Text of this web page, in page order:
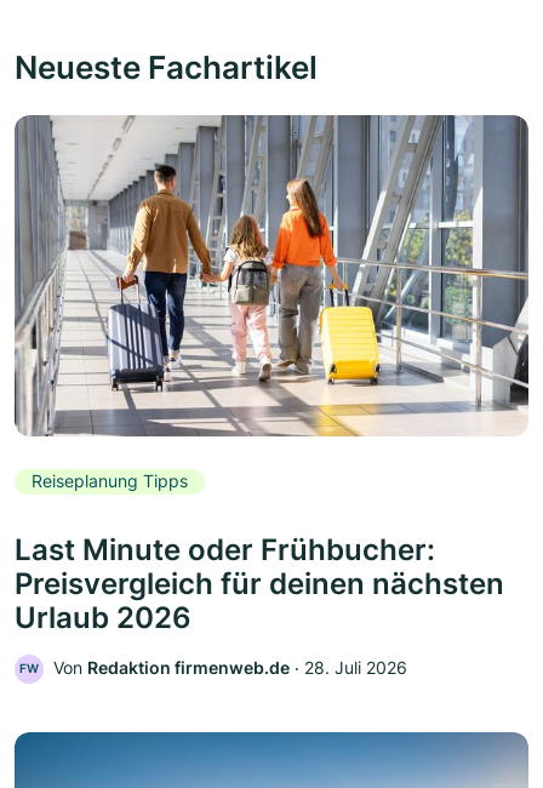
Neueste Fachartikel
Reiseplanung Tipps
Last Minute oder Frühbucher:
Preisvergleich für deinen nächsten
Urlaub 2026
FW Von Redaktion firmenweb.de ‧ 28. Juli 2026